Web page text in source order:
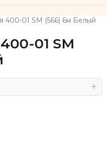
400-01 SM (566) 6м Белый
01 SM